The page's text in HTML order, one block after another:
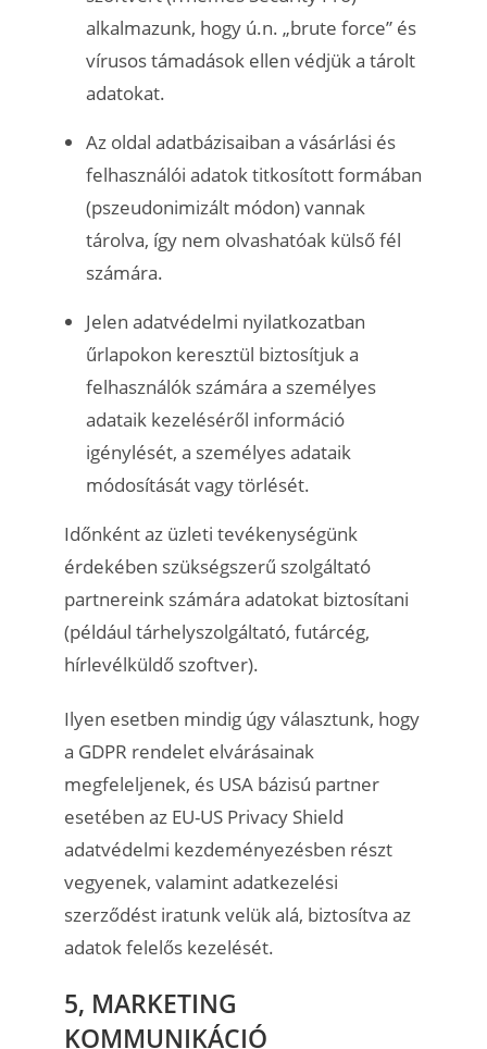
alkalmazunk, hogy ú.n. „brute force” és
vírusos támadások ellen védjük a tárolt
adatokat.
Az oldal adatbázisaiban a vásárlási és
felhasználói adatok titkosított formában
(pszeudonimizált módon) vannak
tárolva, így nem olvashatóak külső fél
számára.
Jelen adatvédelmi nyilatkozatban
űrlapokon keresztül biztosítjuk a
felhasználók számára a személyes
adataik kezeléséről információ
igénylését, a személyes adataik
módosítását vagy törlését.
Időnként az üzleti tevékenységünk
érdekében szükségszerű szolgáltató
partnereink számára adatokat biztosítani
(például tárhelyszolgáltató, futárcég,
hírlevélküldő szoftver).
Ilyen esetben mindig úgy választunk, hogy
a GDPR rendelet elvárásainak
megfeleljenek, és USA bázisú partner
esetében az EU-US Privacy Shield
adatvédelmi kezdeményezésben részt
vegyenek, valamint adatkezelési
szerződést iratunk velük alá, biztosítva az
adatok felelős kezelését.
5, MARKETING
KOMMUNIKÁCIÓ